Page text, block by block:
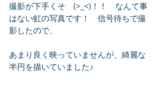
撮影が下手くそ　(>_<)！！　なんて事
はない虹の写真です！　信号待ちで撮
影したので、
あまり良く映っていませんが、綺麗な
半円を描いていました♪